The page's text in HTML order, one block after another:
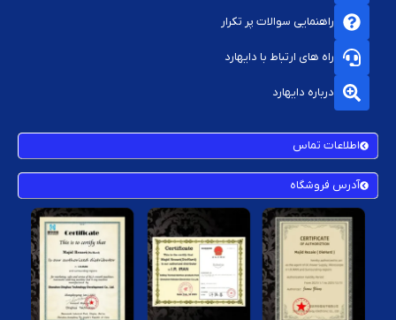
راهنمایی سوالات پر تکرار
راه های ارتباط با دایهارد
درباره دایهارد
اطلاعات تماس
آدرس فروشگاه